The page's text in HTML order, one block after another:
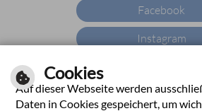
Facebook
Instagram
X
Cookies
Auf dieser Webseite werden
Daten in Cookies gespeichert, um